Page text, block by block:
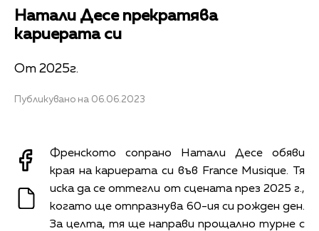
Натали Десе прекратява
кариерата си
От 2025г.
Публикувано на 06.06.2023
Френското сопрано Натали Десе обяви
края на кариерата си във France Musique. Тя
иска да се оттегли от сцената през 2025 г.,
когато ще отпразнува 60-ия си рожден ден.
За целта, тя ще направи прощално турне с